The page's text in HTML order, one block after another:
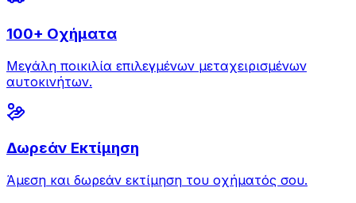
100+ Οχήματα
Μεγάλη ποικιλία επιλεγμένων μεταχειρισμένων
αυτοκινήτων.
Δωρεάν Εκτίμηση
Άμεση και δωρεάν εκτίμηση του οχήματός σου.